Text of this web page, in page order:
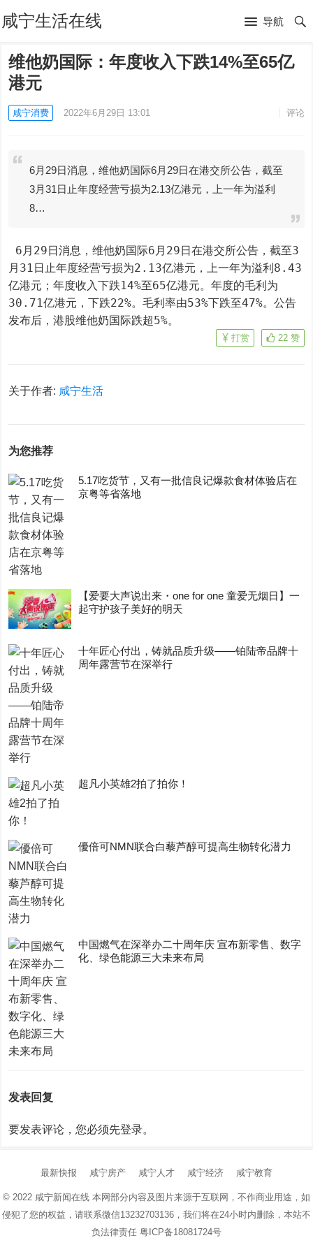
咸宁生活在线 导航
维他奶国际：年度收入下跌14%至65亿
港元
咸宁消费 2022年6月29日 13:01 评论
6月29日消息，维他奶国际6月29日在港交所公告，截至
3月31日止年度经营亏损为2.13亿港元，上一年为溢利
8…
月31日止年度经营亏损为2.13亿港元，上一年为溢利8.43
亿港元；年度收入下跌14%至65亿港元。年度的毛利为
30.71亿港元，下跌22%。毛利率由53%下跌至47%。公告
发布后，港股维他奶国际跌超5%。
22 赞
打赏
关于作者: 咸宁生活
为您推荐
5.17吃货节，又有一批信良记爆款食材体验店在
京粤等省落地
【爱要大声说出来・one for one 童爱无烟日】一
起守护孩子美好的明天
十年匠心付出，铸就品质升级——铂陆帝品牌十
周年露营节在深举行
超凡小英雄2拍了拍你！
優倍可NMN联合白藜芦醇可提高生物转化潜力
中国燃气在深举办二十周年庆 宣布新零售、数字
化、绿色能源三大未来布局
发表回复
要发表评论，您必须先登录。
最新快报 咸宁房产 咸宁人才 咸宁经济 咸宁教育
© 2022 咸宁新闻在线本网部分内容及图片来源于互联网，不作商业用途，如
侵犯了您的权益，请联系微信13232703136，我们将在24小时内删除，本站不
负法律责任 粤ICP备18081724号